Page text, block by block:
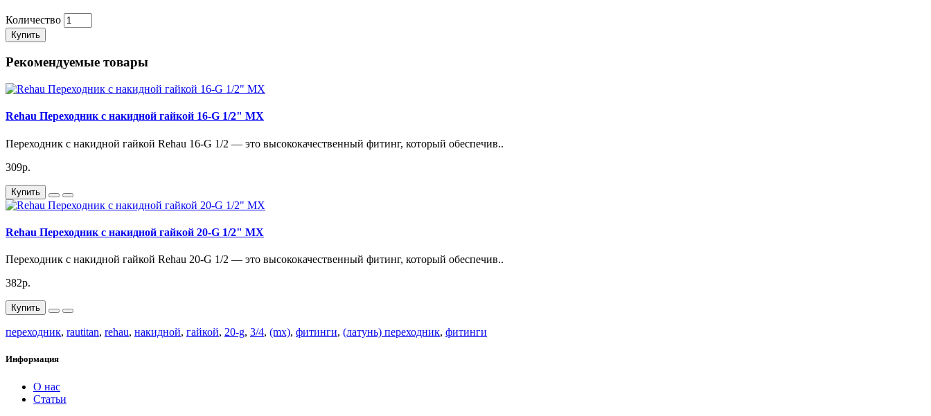
Количество
Купить
Рекомендуемые товары
Rehau Переходник с накидной гайкой 16-G 1/2" MX
Переходник с накидной гайкой Rehau 16-G 1/2 — это высококачественный фитинг, который обеспечив..
309р.
Купить
Rehau Переходник с накидной гайкой 20-G 1/2" MX
Переходник с накидной гайкой Rehau 20-G 1/2 — это высококачественный фитинг, который обеспечив..
382р.
Купить
переходник, rautitan, rehau, накидной, гайкой, 20-g, 3/4, (mx), фитинги, (латунь) переходник, фитинги
Информация
О нас
Статьи